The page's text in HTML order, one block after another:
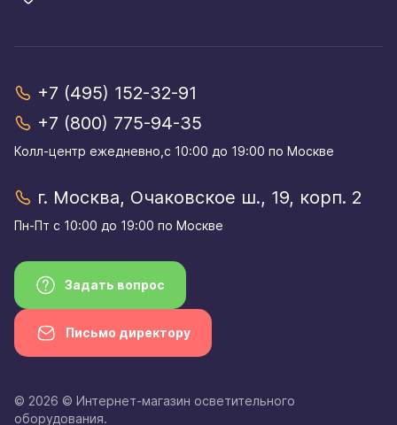
+7 (495) 152-32-91
+7 (800) 775-94-35
Колл-центр eжедневно,с 10:00 до 19:00 по Москве
г. Москва, Очаковское ш., 19, корп. 2
Пн-Пт с 10:00 до 19:00 по Москве
Задать вопрос
Письмо директору
© 2026 © Интернет-магазин осветительного
оборудования.